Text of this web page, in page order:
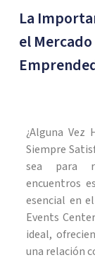
La
el
¿Alguna Vez
Siempre
sea para
encuentros
esencial en
Events
ideal,
una relación